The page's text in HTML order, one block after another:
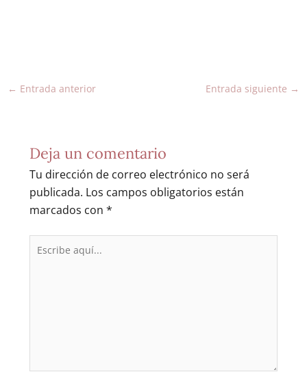
← Entrada anterior Entrada siguiente →
Deja un comentario
Tu dirección de correo electrónico no será
publicada. Los campos obligatorios están
marcados con *
Escribe